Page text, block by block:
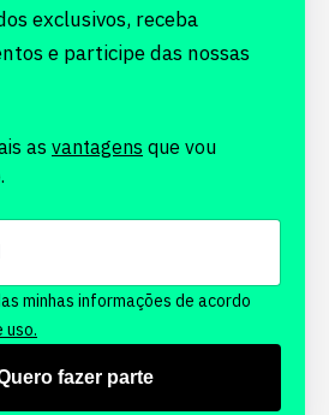
exclusivos, receba
e participe das nossas
as vantagens que vou
minhas informações de acordo
uso.
fazer parte